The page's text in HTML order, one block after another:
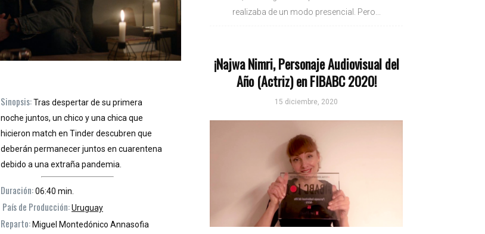
Sinopsis:Tras despertar de su primera
noche juntos, un chico y una chica que
hicieron match en Tinder descubren que
deberán permanecer juntos en cuarentena
debido a una extraña pandemia.
Duración:06:40 min.
País de Producción:Uruguay
Reparto: Miguel Montedónico Annasofia
realizaba de un modo presencial. Pero...
¡Najwa Nimri, Personaje Audiovisual del
Año (Actriz) en FIBABC 2020!
15 diciembre, 2020